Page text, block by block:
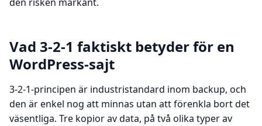
Vad 3-2-1 faktiskt betyder för en
WordPress-sajt
3-2-1-principen är industristandard inom backup, och
den är enkel nog att minnas utan att förenkla bort det
väsentliga. Tre kopior av data, på två olika typer av